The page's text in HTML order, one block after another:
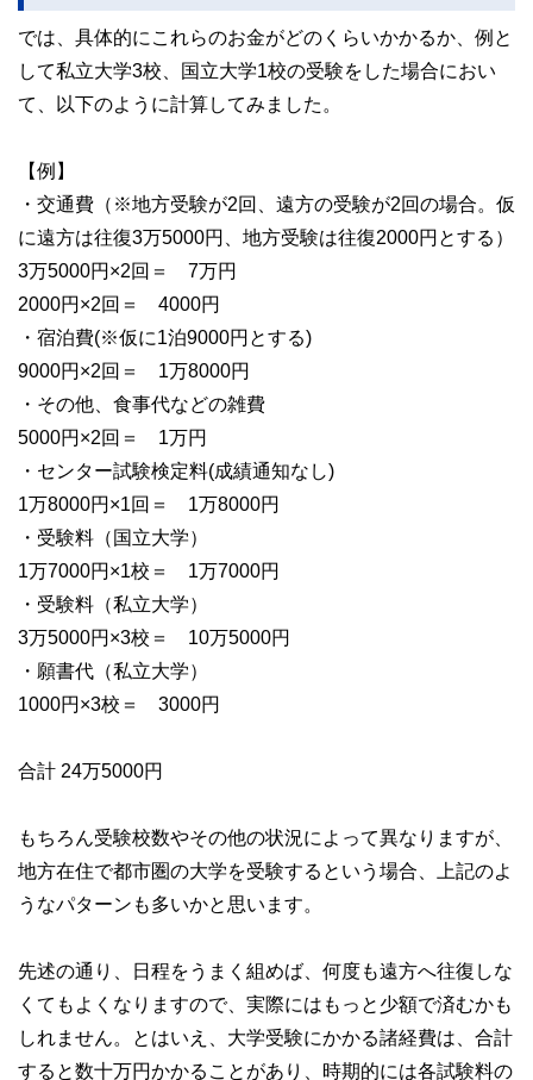
では、具体的にこれらのお金がどのくらいかかるか、例と
して私立大学3校、国立大学1校の受験をした場合におい
て、以下のように計算してみました。
【例】
・交通費（※地方受験が2回、遠方の受験が2回の場合。仮
に遠方は往復3万5000円、地方受験は往復2000円とする）
3万5000円×2回＝ 7万円
2000円×2回＝ 4000円
・宿泊費(※仮に1泊9000円とする)
9000円×2回＝ 1万8000円
・その他、食事代などの雑費
5000円×2回＝ 1万円
・センター試験検定料(成績通知なし)
1万8000円×1回＝ 1万8000円
・受験料（国立大学）
1万7000円×1校＝ 1万7000円
・受験料（私立大学）
3万5000円×3校＝ 10万5000円
・願書代（私立大学）
1000円×3校＝ 3000円
合計 24万5000円
もちろん受験校数やその他の状況によって異なりますが、
地方在住で都市圏の大学を受験するという場合、上記のよ
うなパターンも多いかと思います。
先述の通り、日程をうまく組めば、何度も遠方へ往復しな
くてもよくなりますので、実際にはもっと少額で済むかも
しれません。とはいえ、大学受験にかかる諸経費は、合計
すると数十万円かかることがあり、時期的には各試験料の